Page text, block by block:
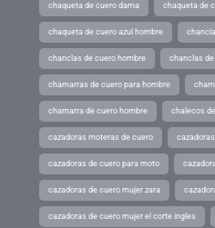
chaqueta de cuero dama chaqueta de
chaqueta de cuero azul hombre
chanclas de cuero hombre chanclas
chamarras de cuero para hombre
chamarra de cuero hombre chalecos
cazadoras moteras de cuero
cazadoras de cuero para moto
cazadoras de cuero mujer zara
cazadoras de cuero mujer el corte ingles